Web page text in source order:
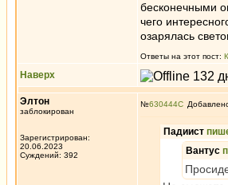
бесконечными
чего
озарялась
Ответы на этот пост:
Наверх
Элтон
заблокирован
Зарегистрирован:
20.06.2023
Суждений: 392
№630444
Падиист
Вантус